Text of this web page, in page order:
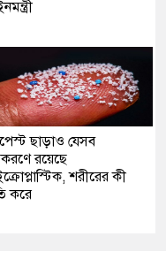
ছাড়াও যেসব
রয়েছে
শরীরের কী
করে